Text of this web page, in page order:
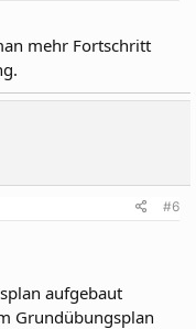
mehr Fortschritt
#6
aufgebaut
Grundübungsplan